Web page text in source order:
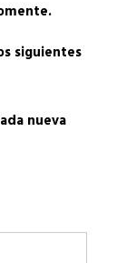
siguientes
nueva